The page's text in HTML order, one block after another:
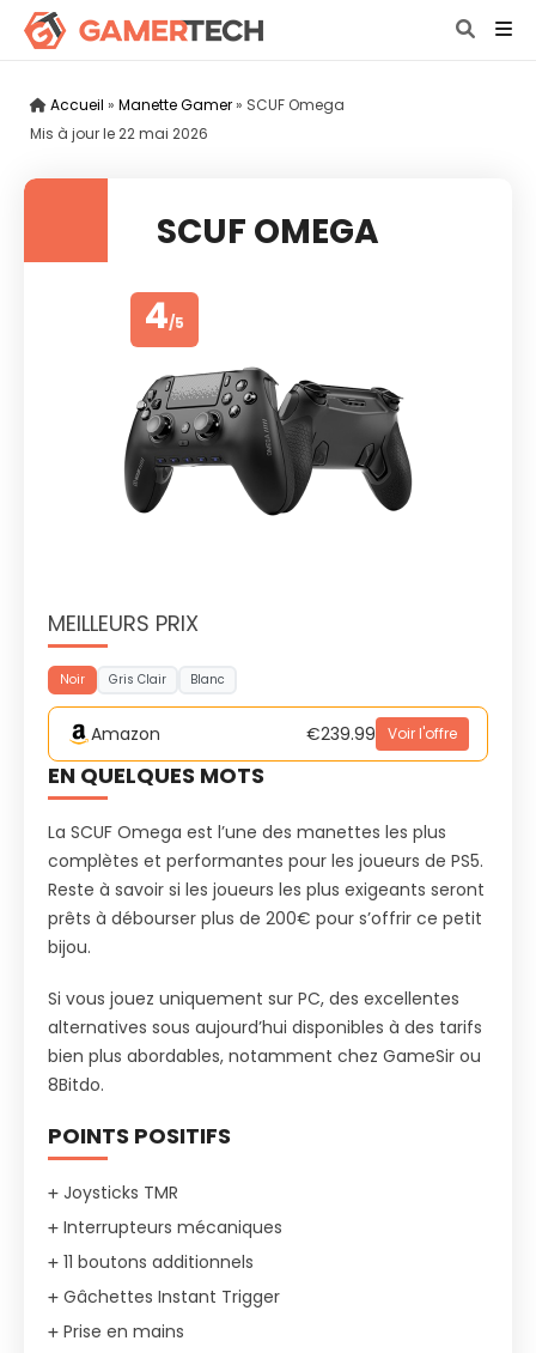
Accueil » Manette Gamer» SCUF Omega
Mis à jour le22 mai 2026
SCUF OMEGA
4/5
MEILLEURS PRIX
Noir Gris Clair Blanc
Amazon €239.99 Voir l'offre
EN QUELQUES MOTS
La SCUF Omega est l’une des manettes les plus
complètes et performantes pour les joueurs de PS5.
Reste à savoir si les joueurs les plus exigeants seront
prêts à débourser plus de 200€ pour s’offrir ce petit
bijou.
Si vous jouez uniquement sur PC, des excellentes
alternatives sous aujourd’hui disponibles à des tarifs
bien plus abordables, notamment chez GameSir ou
8Bitdo.
POINTS POSITIFS
Joysticks TMR
Interrupteurs mécaniques
11 boutons additionnels
Gâchettes Instant Trigger
Prise en mains